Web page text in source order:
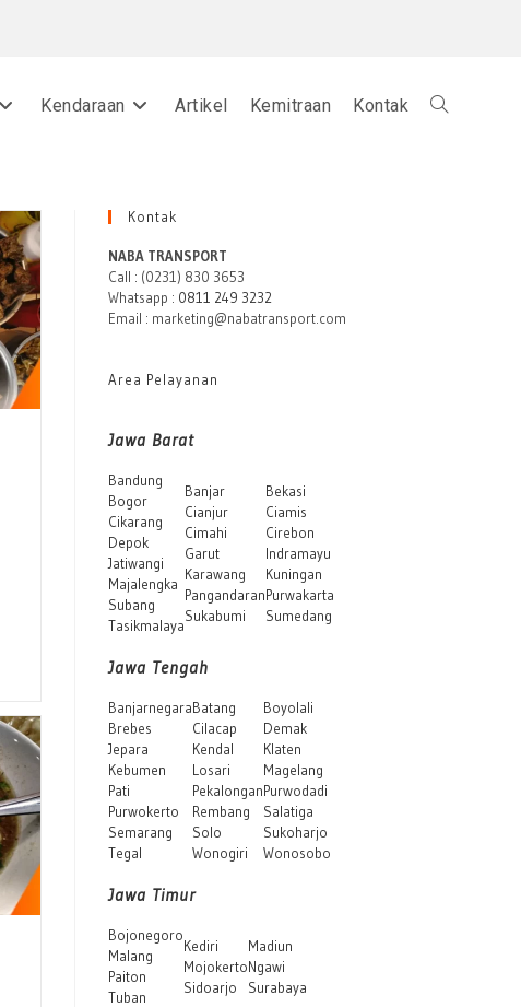
Kendaraan Artikel Kemitraan Kontak Toggle
Kontak
NABA TRANSPORT
Call : (0231) 830 3653
Whatsapp : 0811 249 3232
Email : marketing@nabatransport.com
Area Pelayanan
Jawa Barat
Bandung
Bogor
Cikarang
Depok
Jatiwangi
Majalengka
Subang
Tasikmalaya
Banjar
Cianjur
Cimahi
Garut
Karawang
Pangandaran
Sukabumi
Bekasi
Ciamis
Cirebon
Indramayu
Kuningan
Purwakarta
Sumedang
Jawa Tengah
Banjarnegara
Brebes
Jepara
Kebumen
Pati
Purwokerto
Semarang
Tegal
Batang
Cilacap
Kendal
Losari
Pekalongan
Rembang
Solo
Wonogiri
Boyolali
Demak
Klaten
Magelang
Purwodadi
Salatiga
Sukoharjo
Wonosobo
Jawa Timur
Bojonegoro
Malang
Paiton
Tuban
Kediri
Mojokerto
Sidoarjo
Madiun
Ngawi
Surabaya